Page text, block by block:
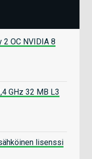
2 OC NVIDIA 8
GHz 32 MB L3
lisenssi